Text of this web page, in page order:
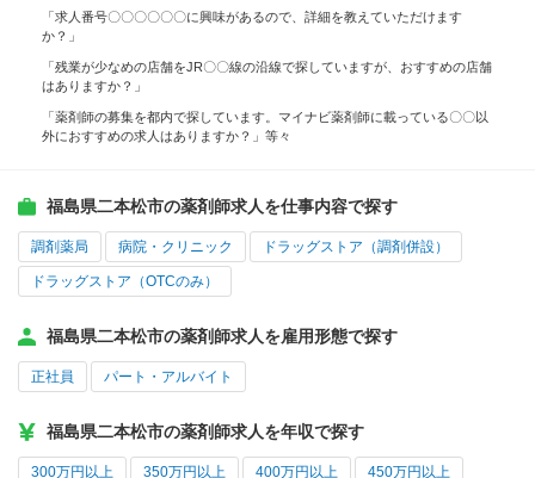
「求人番号〇〇〇〇〇〇に興味があるので、詳細を教えていただけます
か？」
「残業が少なめの店舗をJR〇〇線の沿線で探していますが、おすすめの店舗
はありますか？」
「薬剤師の募集を都内で探しています。マイナビ薬剤師に載っている〇〇以
外におすすめの求人はありますか？」等々
福島県二本松市の薬剤師求人を仕事内容で探す
調剤薬局 病院・クリニック ドラッグストア（調剤併設）
ドラッグストア（OTCのみ）
福島県二本松市の薬剤師求人を雇用形態で探す
正社員 パート・アルバイト
福島県二本松市の薬剤師求人を年収で探す
300万円以上 350万円以上 400万円以上 450万円以上